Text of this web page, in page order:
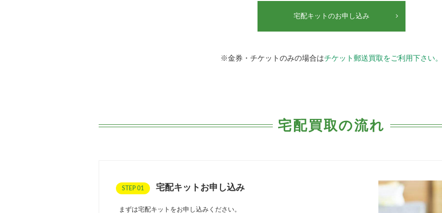
宅配キットのお申し込み
※金券・チケットのみの場合はチケット郵送買取をご利用下さい。
宅配買取の流れ
STEP 01 宅配キットお申し込み
まずは宅配キットをお申し込みください。